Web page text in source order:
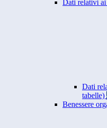
Dati relativi
Dati
tabelle)
Benessere